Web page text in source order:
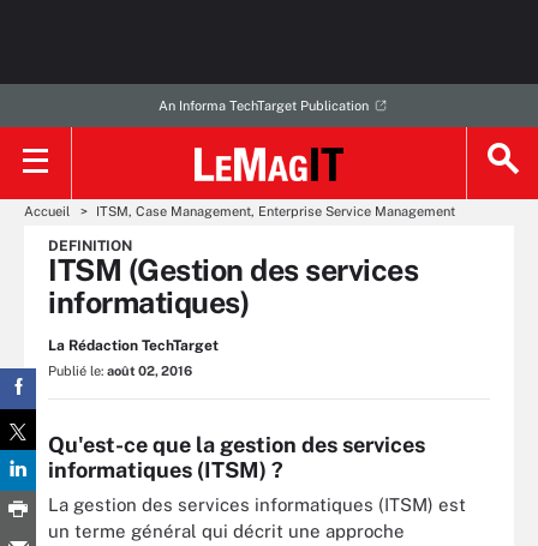
An Informa TechTarget Publication
Accueil ITSM, Case Management, Enterprise Service Management
DEFINITION
ITSM (Gestion des services
informatiques)
La Rédaction TechTarget
Publié le: août 02, 2016
Qu'est-ce que la gestion des services
informatiques (ITSM) ?
La gestion des services informatiques (ITSM) est
un terme général qui décrit une approche